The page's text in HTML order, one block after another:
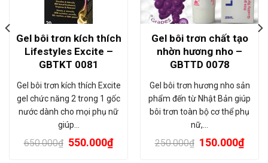
Gel bôi trơn kích thích
Lifestyles Excite –
GBTKT 0081
Gel bôi trơn kích thích Excite
gel chức năng 2 trong 1 gốc
nước dành cho mọi phụ nữ
giúp…
650.000₫ 550.000₫
Gel bôi trơn chất tạo
nhờn hương nho –
GBTTD 0078
Gel bôi trơn hương nho sản
phẩm đến từ Nhật Bản giúp
bôi trơn toàn bộ cơ thể phụ
nữ,…
250.000₫ 150.000₫